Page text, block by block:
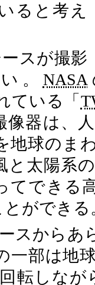
ると考え
スが撮影
。 NASA
ている「
像器は、
地球のま
と太陽系
てできる
とができる
スからあ
一部は地
転しなが